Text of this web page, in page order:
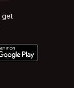
get